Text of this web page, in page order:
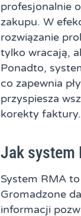
profesjonalnie
zakupu. W
rozwiązanie
tylko wracają,
Ponadto,
co zapewnia
przyspiesza
korekty faktury.
Jak system
System RMA
Gromadzone
informacji